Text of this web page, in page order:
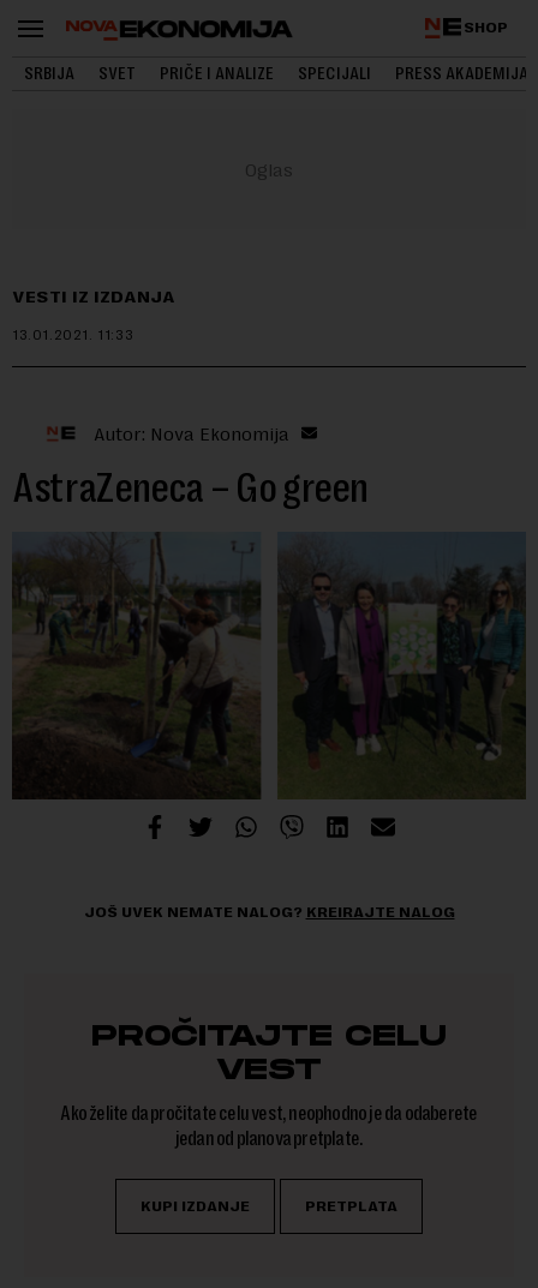
SHOP
SRBIJA SVET PRIČE I ANALIZE SPECIJALI PRESS AKADEMIJA
VESTI IZ IZDANJA
13.01.2021. 11:33
Autor: Nova Ekonomija
AstraZeneca – Go green
JOŠ UVEK NEMATE NALOG? KREIRAJTE NALOG
PROČITAJTE CELU
VEST
Ako želite da pročitate celu vest, neophodno je da odaberete
jedan od planova pretplate.
KUPI IZDANJE PRETPLATA